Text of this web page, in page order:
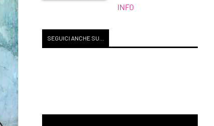
INFO
SEGUICI ANCHE SU...